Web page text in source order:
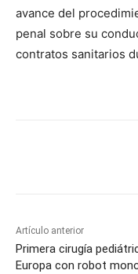
avance del
penal sobre su
contratos sanitarios
Artículo anterior
Primera cirugía
Europa con robot